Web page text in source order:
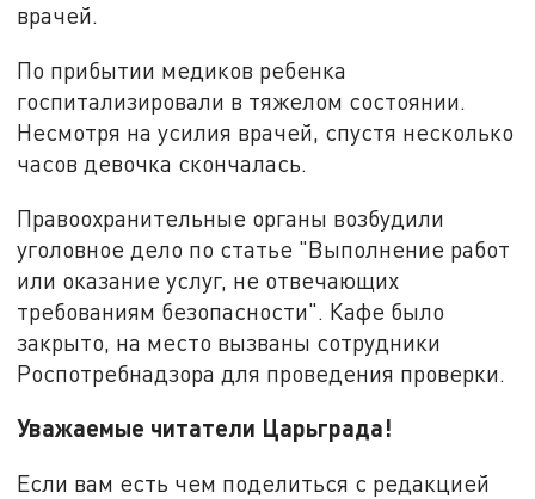
врачей.
По прибытии медиков ребенка
госпитализировали в тяжелом состоянии.
Несмотря на усилия врачей, спустя несколько
часов девочка скончалась.
Правоохранительные органы возбудили
уголовное дело по статье "Выполнение работ
или оказание услуг, не отвечающих
требованиям безопасности". Кафе было
закрыто, на место вызваны сотрудники
Роспотребнадзора для проведения проверки.
Уважаемые читатели Царьграда!
Если вам есть чем поделиться с редакцией